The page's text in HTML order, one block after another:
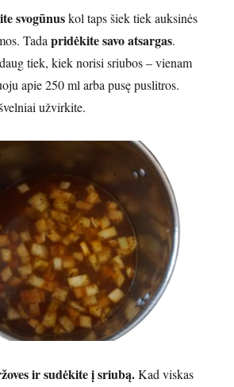
svogūnuskol taps šiek tiek auksinės
Tadapridėkite savo atsargas.
tiek, kiek norisi sriubos – vienam
apie 250 ml arba pusę puslitros.
užvirkite.
ir sudėkite į sriubą.Kad viskas